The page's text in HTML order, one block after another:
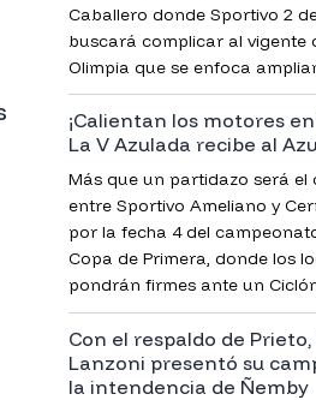
Caballero donde Sportivo 2
buscará complicar al vigente
Olimpia que se enfoca
Sudamericana.
¡Calientan los motores
La V Azulada recibe al
Más que un partidazo será el
entre Sportivo Ameliano y
por la fecha 4 del
Copa de Primera, donde los
pondrán firmes ante un
sonriente.
Con el respaldo de Prieto,
Lanzoni presentó su
la intendencia de Ñemby